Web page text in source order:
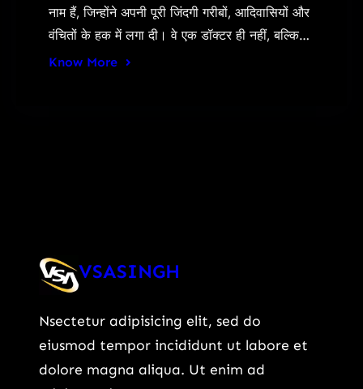
नाम हैं, जिन्होंने अपनी पूरी जिंदगी गरीबों, आदिवासियों और
वंचितों के हक में लगा दी। वे एक डॉक्टर ही नहीं, बल्कि…
Know More
VSASINGH
Nsectetur adipisicing elit, sed do
eiusmod tempor incididunt ut labore et
dolore magna aliqua. Ut enim ad